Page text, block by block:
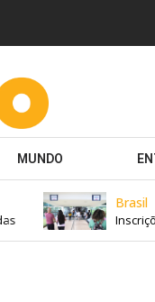
MUNDO
Brasil